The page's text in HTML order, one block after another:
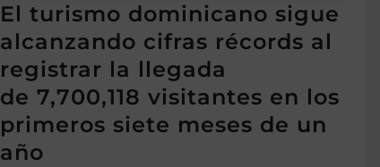
El turismo dominicano sigue
alcanzando cifras récords al
registrar la llegada
de 7,700,118 visitantes en los
primeros siete meses de un
año